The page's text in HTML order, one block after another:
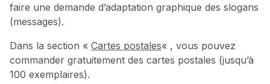
faire une demande d’adaptation graphique des slogans
(messages).
Dans la section « Cartes postales« , vous pouvez
commander gratuitement des cartes postales (jusqu’à
100 exemplaires).